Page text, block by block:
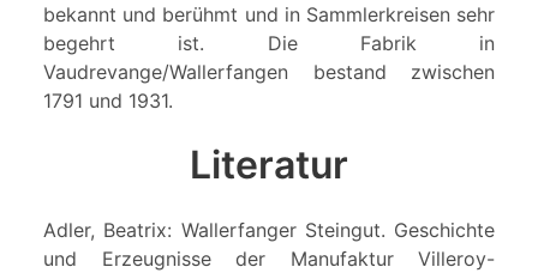
bekannt und berühmt und in Sammlerkreisen sehr
begehrt ist. Die Fabrik in
Vaudrevange/Wallerfangen bestand zwischen
1791 und 1931.
Literatur
Adler, Beatrix: Wallerfanger Steingut. Geschichte
und Erzeugnisse der Manufaktur Villeroy-